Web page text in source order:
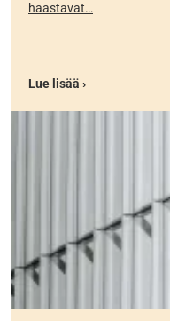
haastavat…
Lue lisää ›